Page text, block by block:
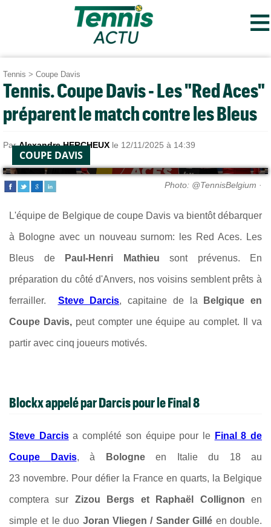
≡
Tennis > Coupe Davis
Tennis. Coupe Davis - Les "Red Aces"
préparent le match contre les Bleus
ParAlexandre HERCHEUX le 12/11/2025 à 14:39
COUPE DAVIS
Photo: @TennisBelgium ·
L'équipe de Belgique de coupe Davis va bientôt débarquer
à Bologne avec un nouveau surnom: les Red Aces. Les
Bleus de Paul-Henri Mathieu sont prévenus. En
préparation du côté d'Anvers, nos voisins semblent prêts à
ferrailler. Steve Darcis, capitaine de la Belgique en
Coupe Davis,peut compter une équipe au complet. Il va
partir avec cinq joueurs motivés.
Blockx appelé par Darcis pour le Final 8
Steve Darcisa complété son équipe pour le Final 8 de
Coupe Davis, à Bologne en Italie du 18 au
23 novembre. Pour défier la France en quarts, la Belgique
comptera sur Zizou Bergs et Raphaël Collignonen
simple et le duo Joran Vliegen / Sander Gillé en double.